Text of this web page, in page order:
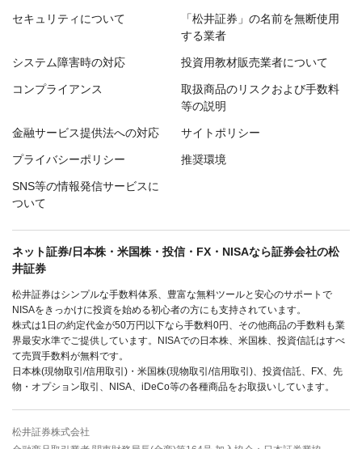
セキュリティについて
「松井証券」の名前を無断使用
する業者
システム障害時の対応 投資用教材販売業者について
コンプライアンス
取扱商品のリスクおよび手数料
等の説明
金融サービス提供法への対応 サイトポリシー
プライバシーポリシー 推奨環境
SNS等の情報発信サービスに
ついて
ネット証券/日本株・米国株・投信・FX・NISAなら証券会社の松
井証券
松井証券はシンプルな手数料体系、豊富な無料ツールと安心のサポートで
NISAをきっかけに投資を始める初心者の方にも支持されています。
株式は1日の約定代金が50万円以下なら手数料0円、その他商品の手数料も業
界最安水準でご提供しています。NISAでの日本株、米国株、投資信託はすべ
て売買手数料が無料です。
日本株(現物取引/信用取引)・米国株(現物取引/信用取引)、投資信託、FX、先
物・オプション取引、NISA、iDeCo等の各種商品をお取扱いしています。
松井証券株式会社